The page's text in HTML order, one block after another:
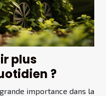
plus
?
importance dans la